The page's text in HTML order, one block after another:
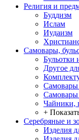
Религия и
Буддизм
Ислам
Иудаизм
Самовары,
Бульотки
Другое
Самовары
Чайники,
+
Серебряные и
Изделия